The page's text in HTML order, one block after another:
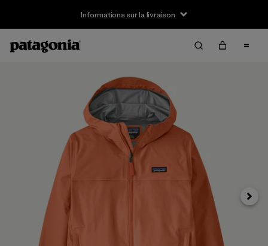
Informations sur la livraison